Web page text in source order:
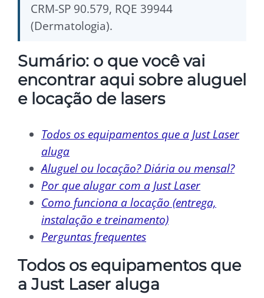
CRM-SP 90.579, RQE 39944
(Dermatologia).
Sumário: o que você vai
encontrar aqui sobre aluguel
e locação de lasers
Todos os equipamentos que a Just Laser
aluga
Aluguel ou locação? Diária ou mensal?
Por que alugar com a Just Laser
Como funciona a locação (entrega,
instalação e treinamento)
Perguntas frequentes
Todos os equipamentos que
a Just Laser aluga